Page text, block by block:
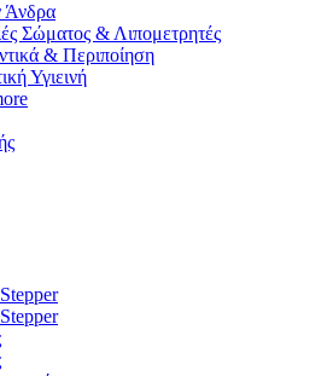
Άνδρα
Σώματος & Λιπομετρητές
& Περιποίηση
Υγιεινή